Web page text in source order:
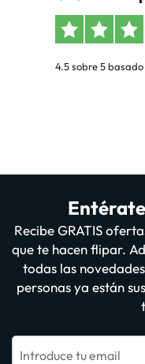
4.5 sobre 5
Recibe GRATIS
que te hacen flipar.
todas las
personas ya están
Introduce tu email